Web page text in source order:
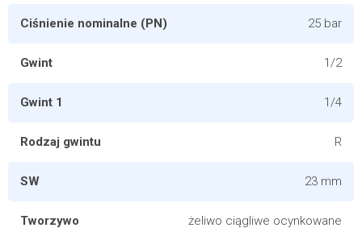
Ciśnienie nominalne (PN) 25 bar
Gwint 1/2
Gwint 1 1/4
Rodzaj gwintu R
SW 23 mm
Tworzywo żeliwo ciągliwe ocynkowane